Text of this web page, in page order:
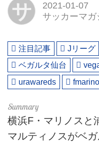
サ
2021-01-07
サッカーマ
注目記事 Jリーグ
ベガルタ仙台
urawareds
横浜F・マリノスと
マルティノスがベ